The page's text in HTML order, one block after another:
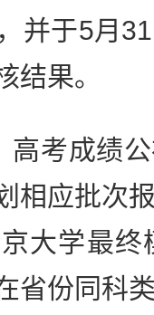
并于5月
结果。
考成绩公
相应批次
大学最
省份同科